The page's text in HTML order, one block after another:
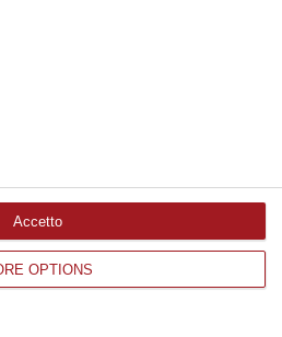
OPTIONS
Accetto
giornalistica di News&Com S.r.l